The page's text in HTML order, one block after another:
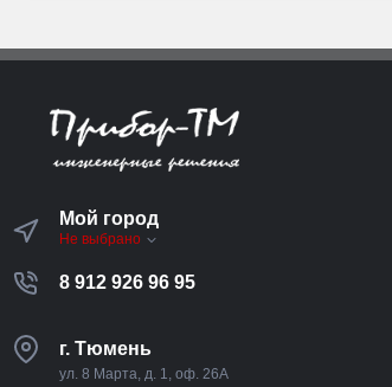
Мой город
Не выбрано
8 912 926 96 95
г. Тюмень
ул. 8 Марта, д. 1, оф. 26А